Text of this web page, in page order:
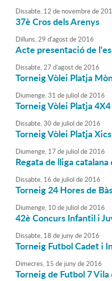
Dissabte, 12 de novembrede
37è Cros dels Arenys
Dilluns,29 d'agostde2016
Acte presentació de
Dissabte,27 d'agostde2016
Torneig Vòlei Platja
Diumenge,31 de juliol de2016
Torneig Vòlei Platja 4X4
Dissabte,30 de juliol de2016
Torneig Vòlei Platja Xics
Diumenge, 17 de juliol de2016
Regata de lliga
Dissabte, 16 de juliol de2016
Torneig 24 Hores de
Diumenge, 10 de juliol de2016
42è Concurs Infantil i
Dissabte, 18 de junyde2016
Torneig Futbol Cadet i
Dimecres, 15 de junyde2016
Torneig de Futbol 7